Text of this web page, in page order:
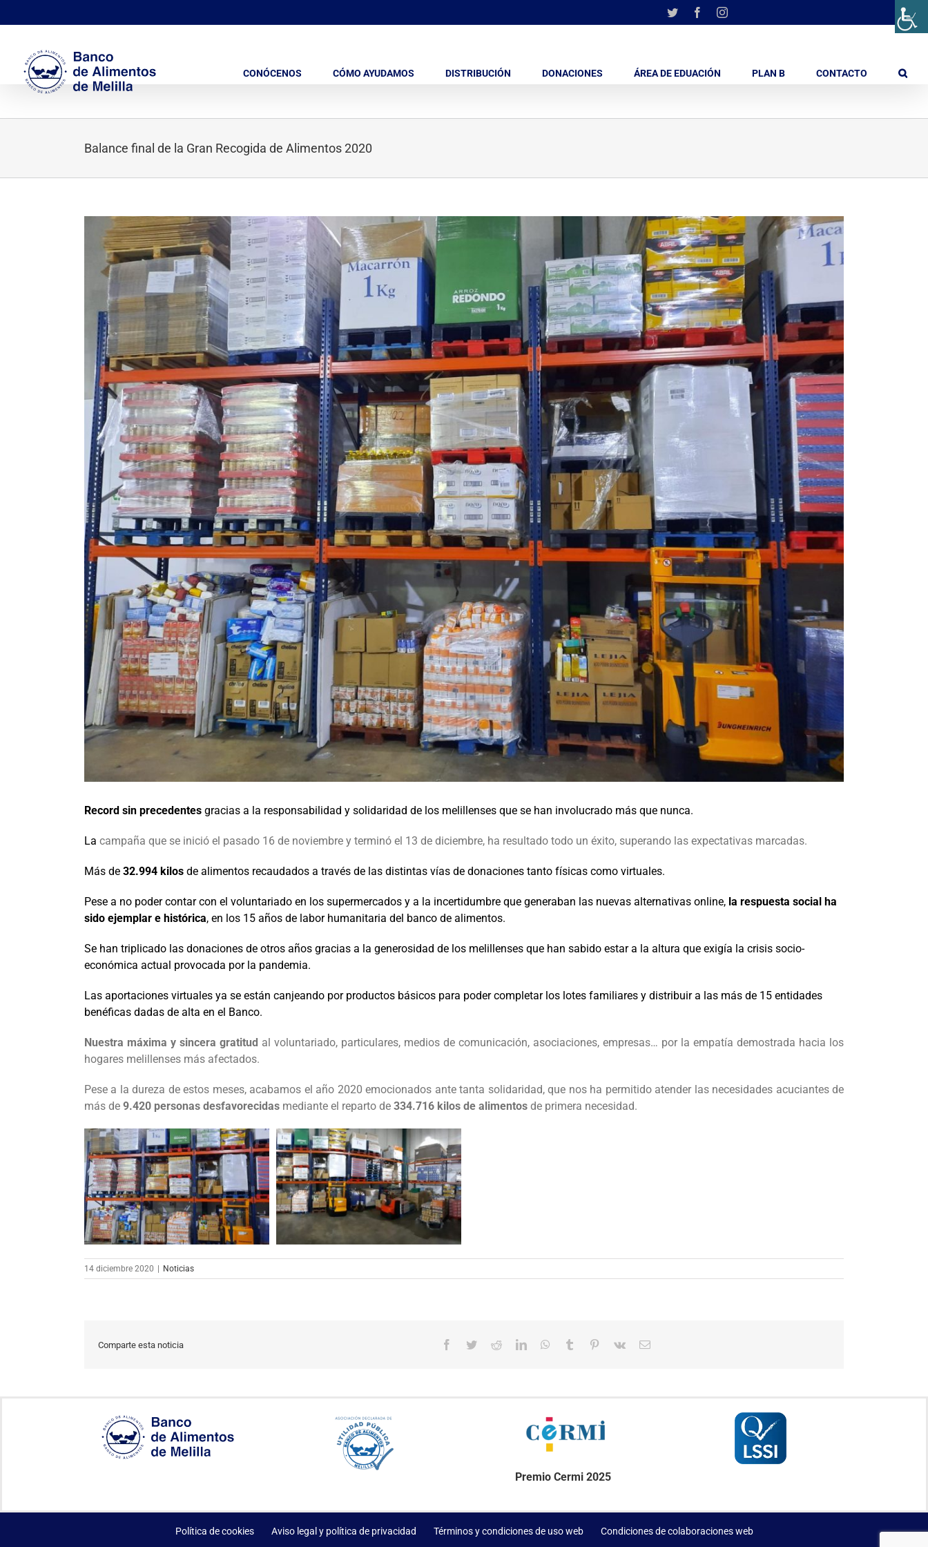
Twitter FacebookInstagram
CONÓCENOS CÓMO AYUDAMOS DISTRIBUCIÓN DONACIONES ÁREA DE EDUACIÓN PLAN B CONTACTO
Balance final de la Gran Recogida de Alimentos 2020
imagen
grande
Record sin precedentes gracias a la responsabilidad y solidaridad de los melillenses que se han involucrado más que nunca.
La campaña que se inició el pasado 16 de noviembre y terminó el 13 de diciembre, ha resultado todo un éxito, superando las expectativas marcadas.
Más de 32.994 kilos de alimentos recaudados a través de las distintas vías de donaciones tanto físicas como virtuales.
Pese a no poder contar con el voluntariado en los supermercados y a la incertidumbre que generaban las nuevas alternativas online, la respuesta social ha
sido ejemplar e histórica, en los 15 años de labor humanitaria del banco de alimentos.
Se han triplicado las donaciones de otros años gracias a la generosidad de los melillenses que han sabido estar a la altura que exigía la crisis socio-
económica actual provocada por la pandemia.
Las aportaciones virtuales ya se están canjeando por productos básicos para poder completar los lotes familiares y distribuir a las más de 15 entidades
benéficas dadas de alta en el Banco.
Nuestra máxima y sincera gratitud al voluntariado, particulares, medios de comunicación, asociaciones, empresas… por la empatía demostrada hacia los
hogares melillenses más afectados.
Pese a la dureza de estos meses, acabamos el año 2020 emocionados ante tanta solidaridad, que nos ha permitido atender las necesidades acuciantes de
más de 9.420 personas desfavorecidas mediante el reparto de 334.716 kilos de alimentos de primera necesidad.
14 diciembre 2020 Noticias
Comparte esta noticia Facebook
TwitterRedditLinkedInWhatsApp
Tumblr Pinterest
Vk
Correo
Premio Cermi 2025
Política de cookies Aviso legal y política de privacidad Términos y condiciones de uso web Condiciones de colaboraciones web